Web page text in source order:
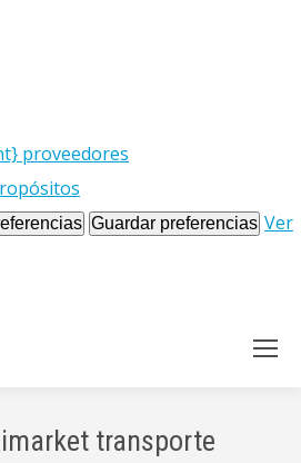
proveedores
Guardar preferencias Ver
transporte